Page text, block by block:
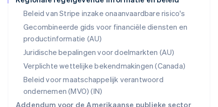
Beleid van Stripe inzake onaanvaardbare risico's
Gecombineerde gids voor financiële diensten en
productinformatie (AU)
Juridische bepalingen voor doelmarkten (AU)
Verplichte wettelijke bekendmakingen (Canada)
Beleid voor maatschappelijk verantwoord
ondernemen (MVO) (IN)
Addendum voor de Amerikaanse publieke sector
English
EspañolEnglish
Thailand
ไทยEnglish
English
Vasteland van China
简体中文English